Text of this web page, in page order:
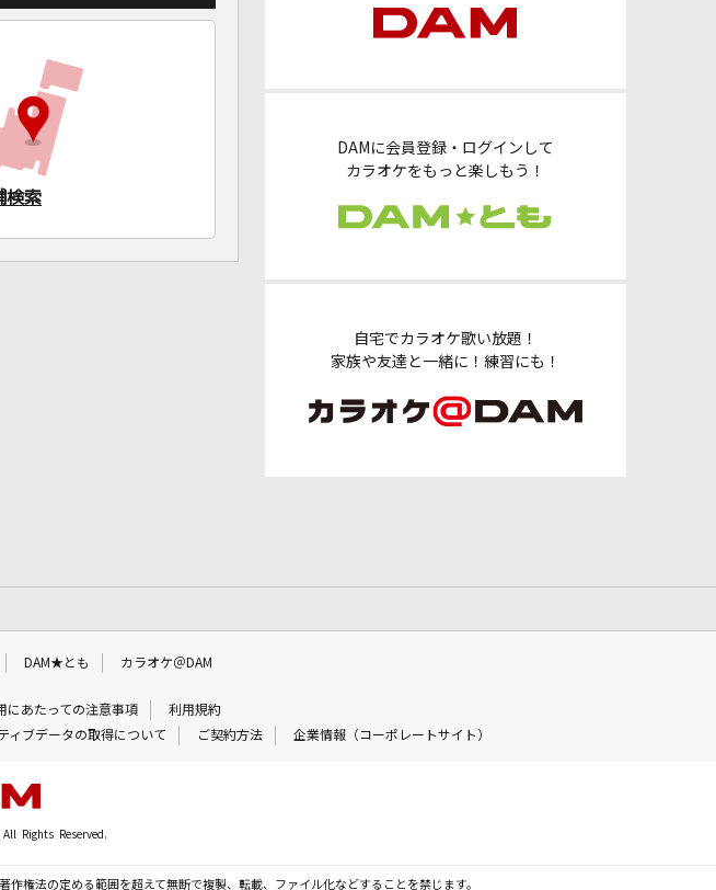
DAMに会員登録・ログインして
カラオケをもっと楽しもう！
自宅でカラオケ歌い放題！
家族や友達と一緒に！練習にも！
検索
DAM★とも カラオケ＠DAM
にあたっての注意事項
利用規約
ィブデータの取得について ご契約方法 企業情報（コーポレートサイト）
Rights Reserved.
権法の定める範囲を超えて無断で複製、転載、ファイル化などすることを禁じます。